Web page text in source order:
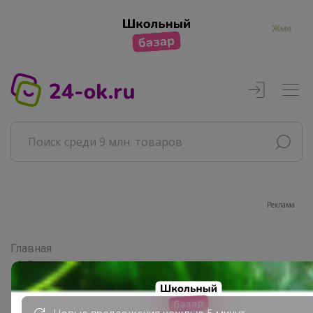
Жми
Реклама
Главная
Совместные покупки
АРХИВ СП
ВЗРОСЛЫЕ СП